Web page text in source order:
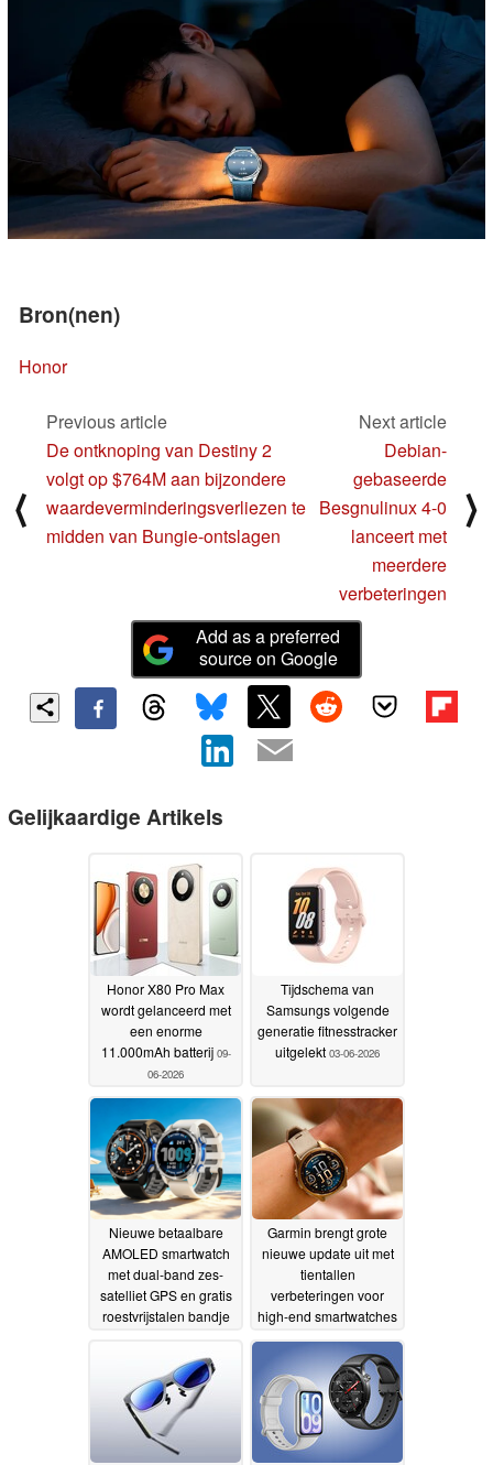
Bron(nen)
Honor
⟨
Previous article
De ontknoping van Destiny 2
volgt op $764M aan bijzondere
waardeverminderingsverliezen te
midden van Bungie-ontslagen
Next article
Debian-
gebaseerde
Besgnulinux 4-0
lanceert met
meerdere
verbeteringen
⟩
Add as a preferred
source on Google
Gelijkaardige Artikels
Honor X80 Pro Max
wordt gelanceerd met
een enorme
11.000mAh batterij 09-
06-2026
Tijdschema van
Samsungs volgende
generatie fitnesstracker
uitgelekt 03-06-2026
Nieuwe betaalbare
AMOLED smartwatch
met dual-band zes-
satelliet GPS en gratis
roestvrijstalen bandje
Garmin brengt grote
nieuwe update uit met
tientallen
verbeteringen voor
high-end smartwatches
27-05-2026